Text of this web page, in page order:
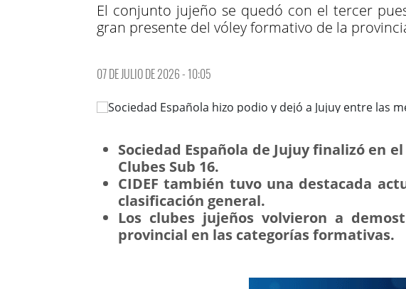
El conjunto jujeño se quedó con el tercer
gran presente del vóley formativo de la
07 DE JULIO DE 2026 - 10:05
Sociedad Española de Jujuy finalizó en
Clubes Sub 16.
CIDEF también tuvo una destacada
clasificación general.
Los clubes jujeños volvieron a
provincial en las categorías formativas.